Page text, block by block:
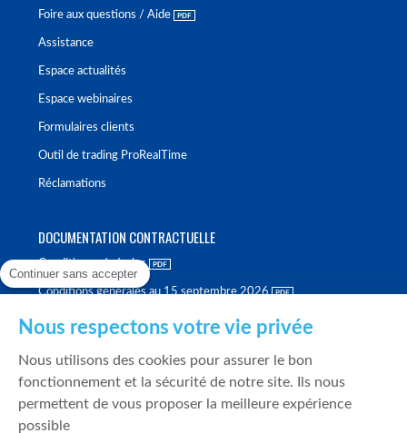
Foire aux questions / Aide
Assistance
Espace actualités
Espace webinaires
Formulaires clients
Outil de trading ProRealTime
Réclamations
DOCUMENTATION CONTRACTUELLE
Conditions générales
Conditions générales au 15 septembre 2026
Politique de meilleure sélection
Politique de durabilité
Continuer sans accepter
Nous respectons votre vie privée
Nous utilisons des cookies pour assurer le bon
fonctionnement et la sécurité de notre site. Ils nous
permettent de vous proposer la meilleure expérience
possible